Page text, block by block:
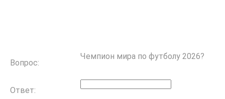
Вопрос:
Чемпион мира по футболу 2026?
Ответ: